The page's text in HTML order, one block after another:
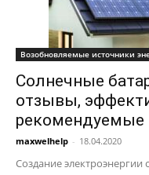
Возобновляемые источники
Солнечные
отзывы,
рекомендуемые
maxwelhelp - 18.04.2020
Создание